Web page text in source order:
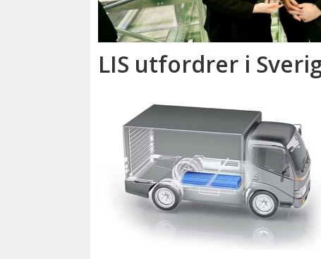
LIS utfordrer i